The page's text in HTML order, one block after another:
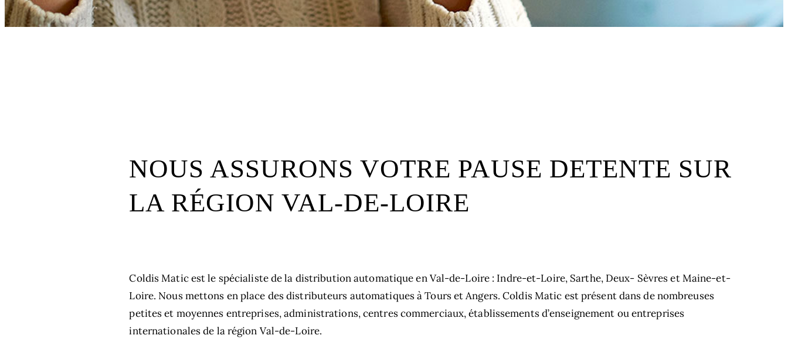
NOUS ASSURONS VOTRE PAUSE DETENTE SUR
LA RÉGION VAL-DE-LOIRE​
Coldis Matic est le spécialiste de la distribution automatique en Val-de-Loire : Indre-et-Loire, Sarthe, Deux- Sèvres et Maine-et-
Loire. Nous mettons en place des distributeurs automatiques à Tours et Angers. Coldis Matic est présent dans de nombreuses
petites et moyennes entreprises, administrations, centres commerciaux, établissements d’enseignement ou entreprises
internationales de la région Val-de-Loire.